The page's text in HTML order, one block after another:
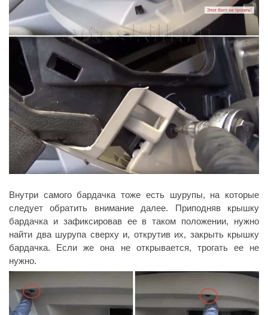
Внутри самого бардачка тоже есть шурупы, на которые
следует обратить внимание далее. Приподняв крышку
бардачка и зафиксировав ее в таком положении, нужно
найти два шурупа сверху и, открутив их, закрыть крышку
бардачка. Если же она не открывается, трогать ее не
нужно.